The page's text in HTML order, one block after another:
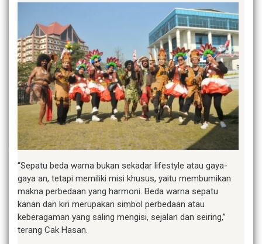
“Sepatu beda warna bukan sekadar lifestyle atau gaya-
gaya an, tetapi memiliki misi khusus, yaitu membumikan
makna perbedaan yang harmoni. Beda warna sepatu
kanan dan kiri merupakan simbol perbedaan atau
keberagaman yang saling mengisi, sejalan dan seiring,”
terang Cak Hasan.